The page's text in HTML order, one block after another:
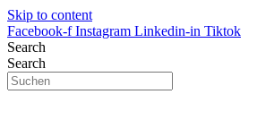
Skip to content
Facebook-f Instagram Linkedin-in Tiktok
Search
Search